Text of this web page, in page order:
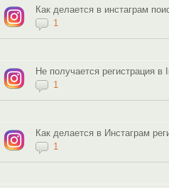
Как делается в инстаграм
1
Не получается регистрация в
1
Как делается в Инстаграм
1